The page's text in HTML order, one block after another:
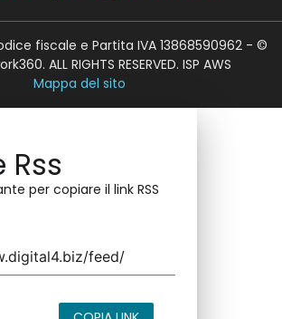
fiscale e Partita IVA 13868590962 - ©
ALL RIGHTS RESERVED. ISP AWS
Mappa del sito
Rss
per copiare il link RSS